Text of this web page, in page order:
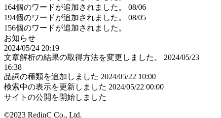
164個のワードが追加されました。
08/06
194個のワードが追加されました。
08/05
156個のワードが追加されました。
お知らせ
2024/05/24 20:19
文章解析の結果の取得方法を変更しました。
2024/05/23
16:38
品詞の種類を追加しました 2024/05/22 10:00
検索中の表示を更新しました 2024/05/22 00:00
サイトの公開を開始しました
©2023 RedinC Co., Ltd.